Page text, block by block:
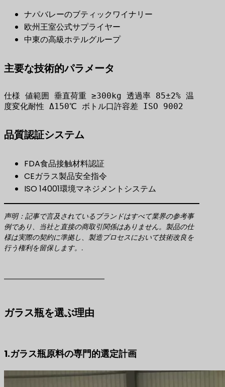
ナパバレーのブティックワイナリー
欧州王室公式サプライヤー
中東の高級ホテルグループ
主要な技術的パラメータ
仕様 値範囲 垂直荷重 ≥300kg 透過率 85±2% 温
品質認証システム
FDA食品接触材料認証
CEガラス製品安全指令
ISO 14001環境マネジメントシステム
声明：記事で言及されているブランドはすべて業界の参考事
例であり、当社と直接の商取引関係はありません。製品の仕
様は実際の契約に準拠し、製造プロセスにおいて技術改良を
行う権利を留保します。.
ガラス瓶を選ぶ理由
1.ガラス瓶原料の専門的選定計画